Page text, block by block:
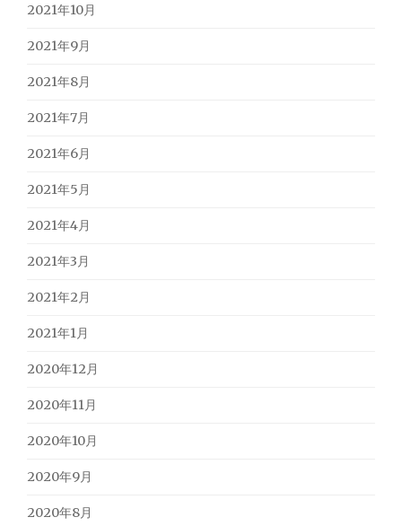
2021年10月
2021年9月
2021年8月
2021年7月
2021年6月
2021年5月
2021年4月
2021年3月
2021年2月
2021年1月
2020年12月
2020年11月
2020年10月
2020年9月
2020年8月